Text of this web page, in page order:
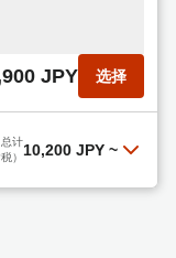
JPY 选择
总计
） 10,200 JPY ~